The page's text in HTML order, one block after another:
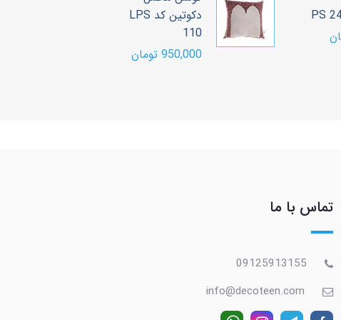
دکوتین کد LPS
110
950,000 تومان
تماس با ما